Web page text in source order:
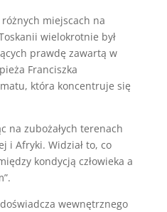
miejscach na
wielokrotnie był
prawdę zawartą w
Franciszka
która koncentruje się
na zubożałych terenach
i Afryki. Widział to, co
kondycją człowieka a
wewnętrznego